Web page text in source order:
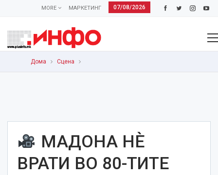
07/08/2026
МАРКЕТИНГ
MORE
Дома Сцена
МАДОНА НЀ
ВРАТИ ВО 80-ТИТЕ